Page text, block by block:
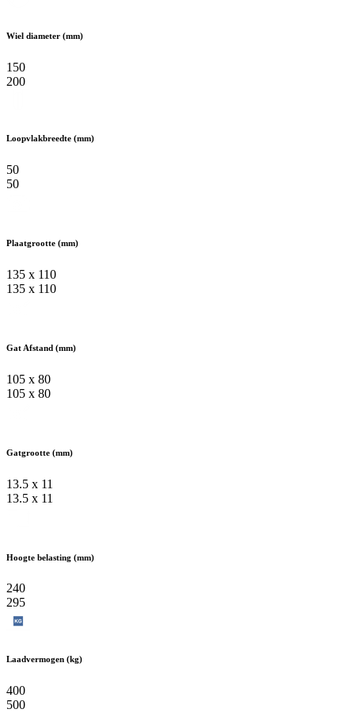
Wiel diameter (mm)
150
200
Loopvlakbreedte (mm)
50
50
Plaatgrootte (mm)
135 x 110
135 x 110
Gat Afstand (mm)
105 x 80
105 x 80
Gatgrootte (mm)
13.5 x 11
13.5 x 11
Hoogte belasting (mm)
240
295
Laadvermogen (kg)
400
500